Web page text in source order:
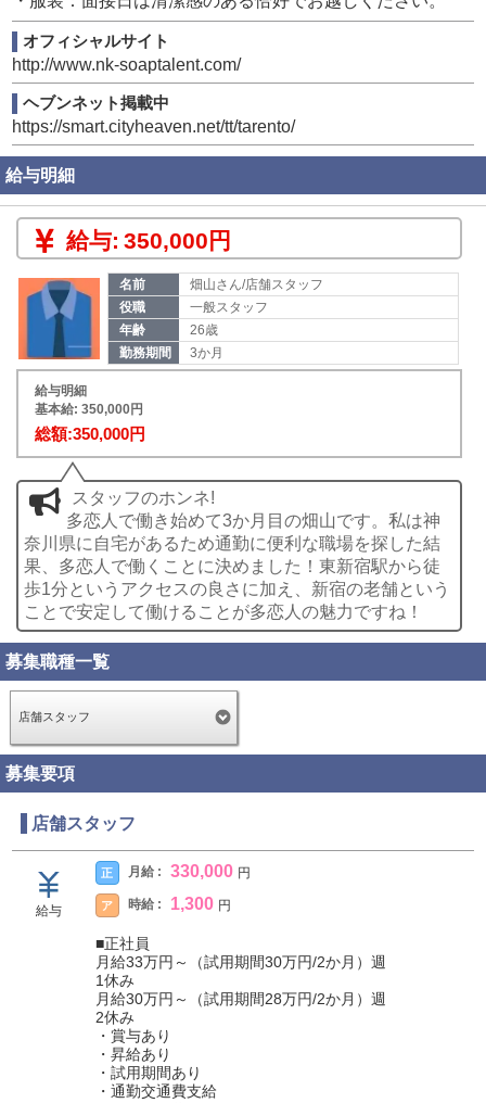
オフィシャルサイト
http://www.nk-soaptalent.com/
ヘブンネット掲載中
https://smart.cityheaven.net/tt/tarento/
給与明細
給与: 350,000円
名前
畑山さん/店舗スタッフ
役職
一般スタッフ
年齢
26歳
勤務期間
3か月
給与明細
基本給: 350,000円
総額:350,000円
スタッフのホンネ!
多恋人で働き始めて3か月目の畑山です。私は神
奈川県に自宅があるため通勤に便利な職場を探した結
果、多恋人で働くことに決めました！東新宿駅から徒
歩1分というアクセスの良さに加え、新宿の老舗という
ことで安定して働けることが多恋人の魅力ですね！
募集職種一覧
店舗スタッフ
募集要項
店舗スタッフ
給与
正 月給 : 330,000 円
ア 時給 : 1,300 円
■正社員
月給33万円～（試用期間30万円/2か月）週
1休み
月給30万円～（試用期間28万円/2か月）週
2休み
・賞与あり
・昇給あり
・試用期間あり
・通勤交通費支給